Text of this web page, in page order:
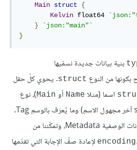
Main struct
{
Kelvin float64
}
`json:"main"`
}
بنية بيانات جديدة نسمّيها
بكونها من النوع struct. يحوي كلّ حقل
اسما (مثلا Name أو Main)، نوع
بيانات (string أو struct آخر مجهول الاسم) وما يُعرَف بالوسم Tag.
تشبه الوسوم في Go البيانات الوصفية Metadata، وتمكّننا من
لإعادة صفّ الإجابة التي تقدّمها